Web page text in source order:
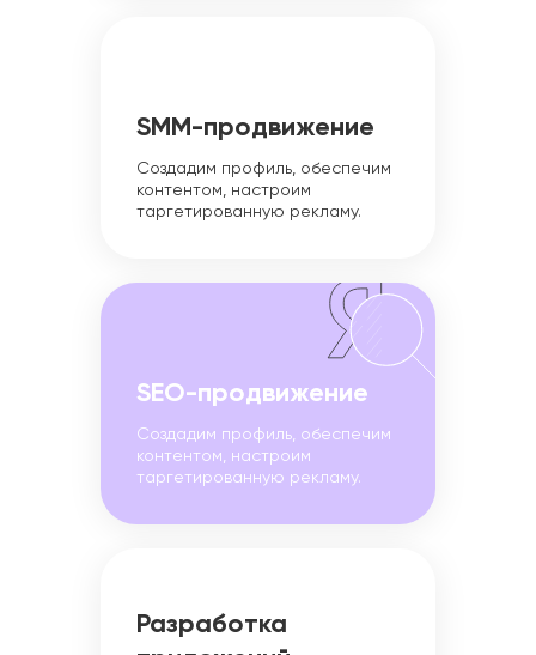
SMM-продвижение
Создадим профиль, обеспечим
контентом, настроим
таргетированную рекламу.
SEO-продвижение
Создадим профиль, обеспечим
контентом, настроим
таргетированную рекламу.
Разработка